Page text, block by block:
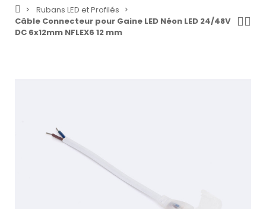
Rubans LED et Profilés
Câble Connecteur pour Gaine LED Néon LED 24/48V
DC 6x12mm NFLEX6 12 mm